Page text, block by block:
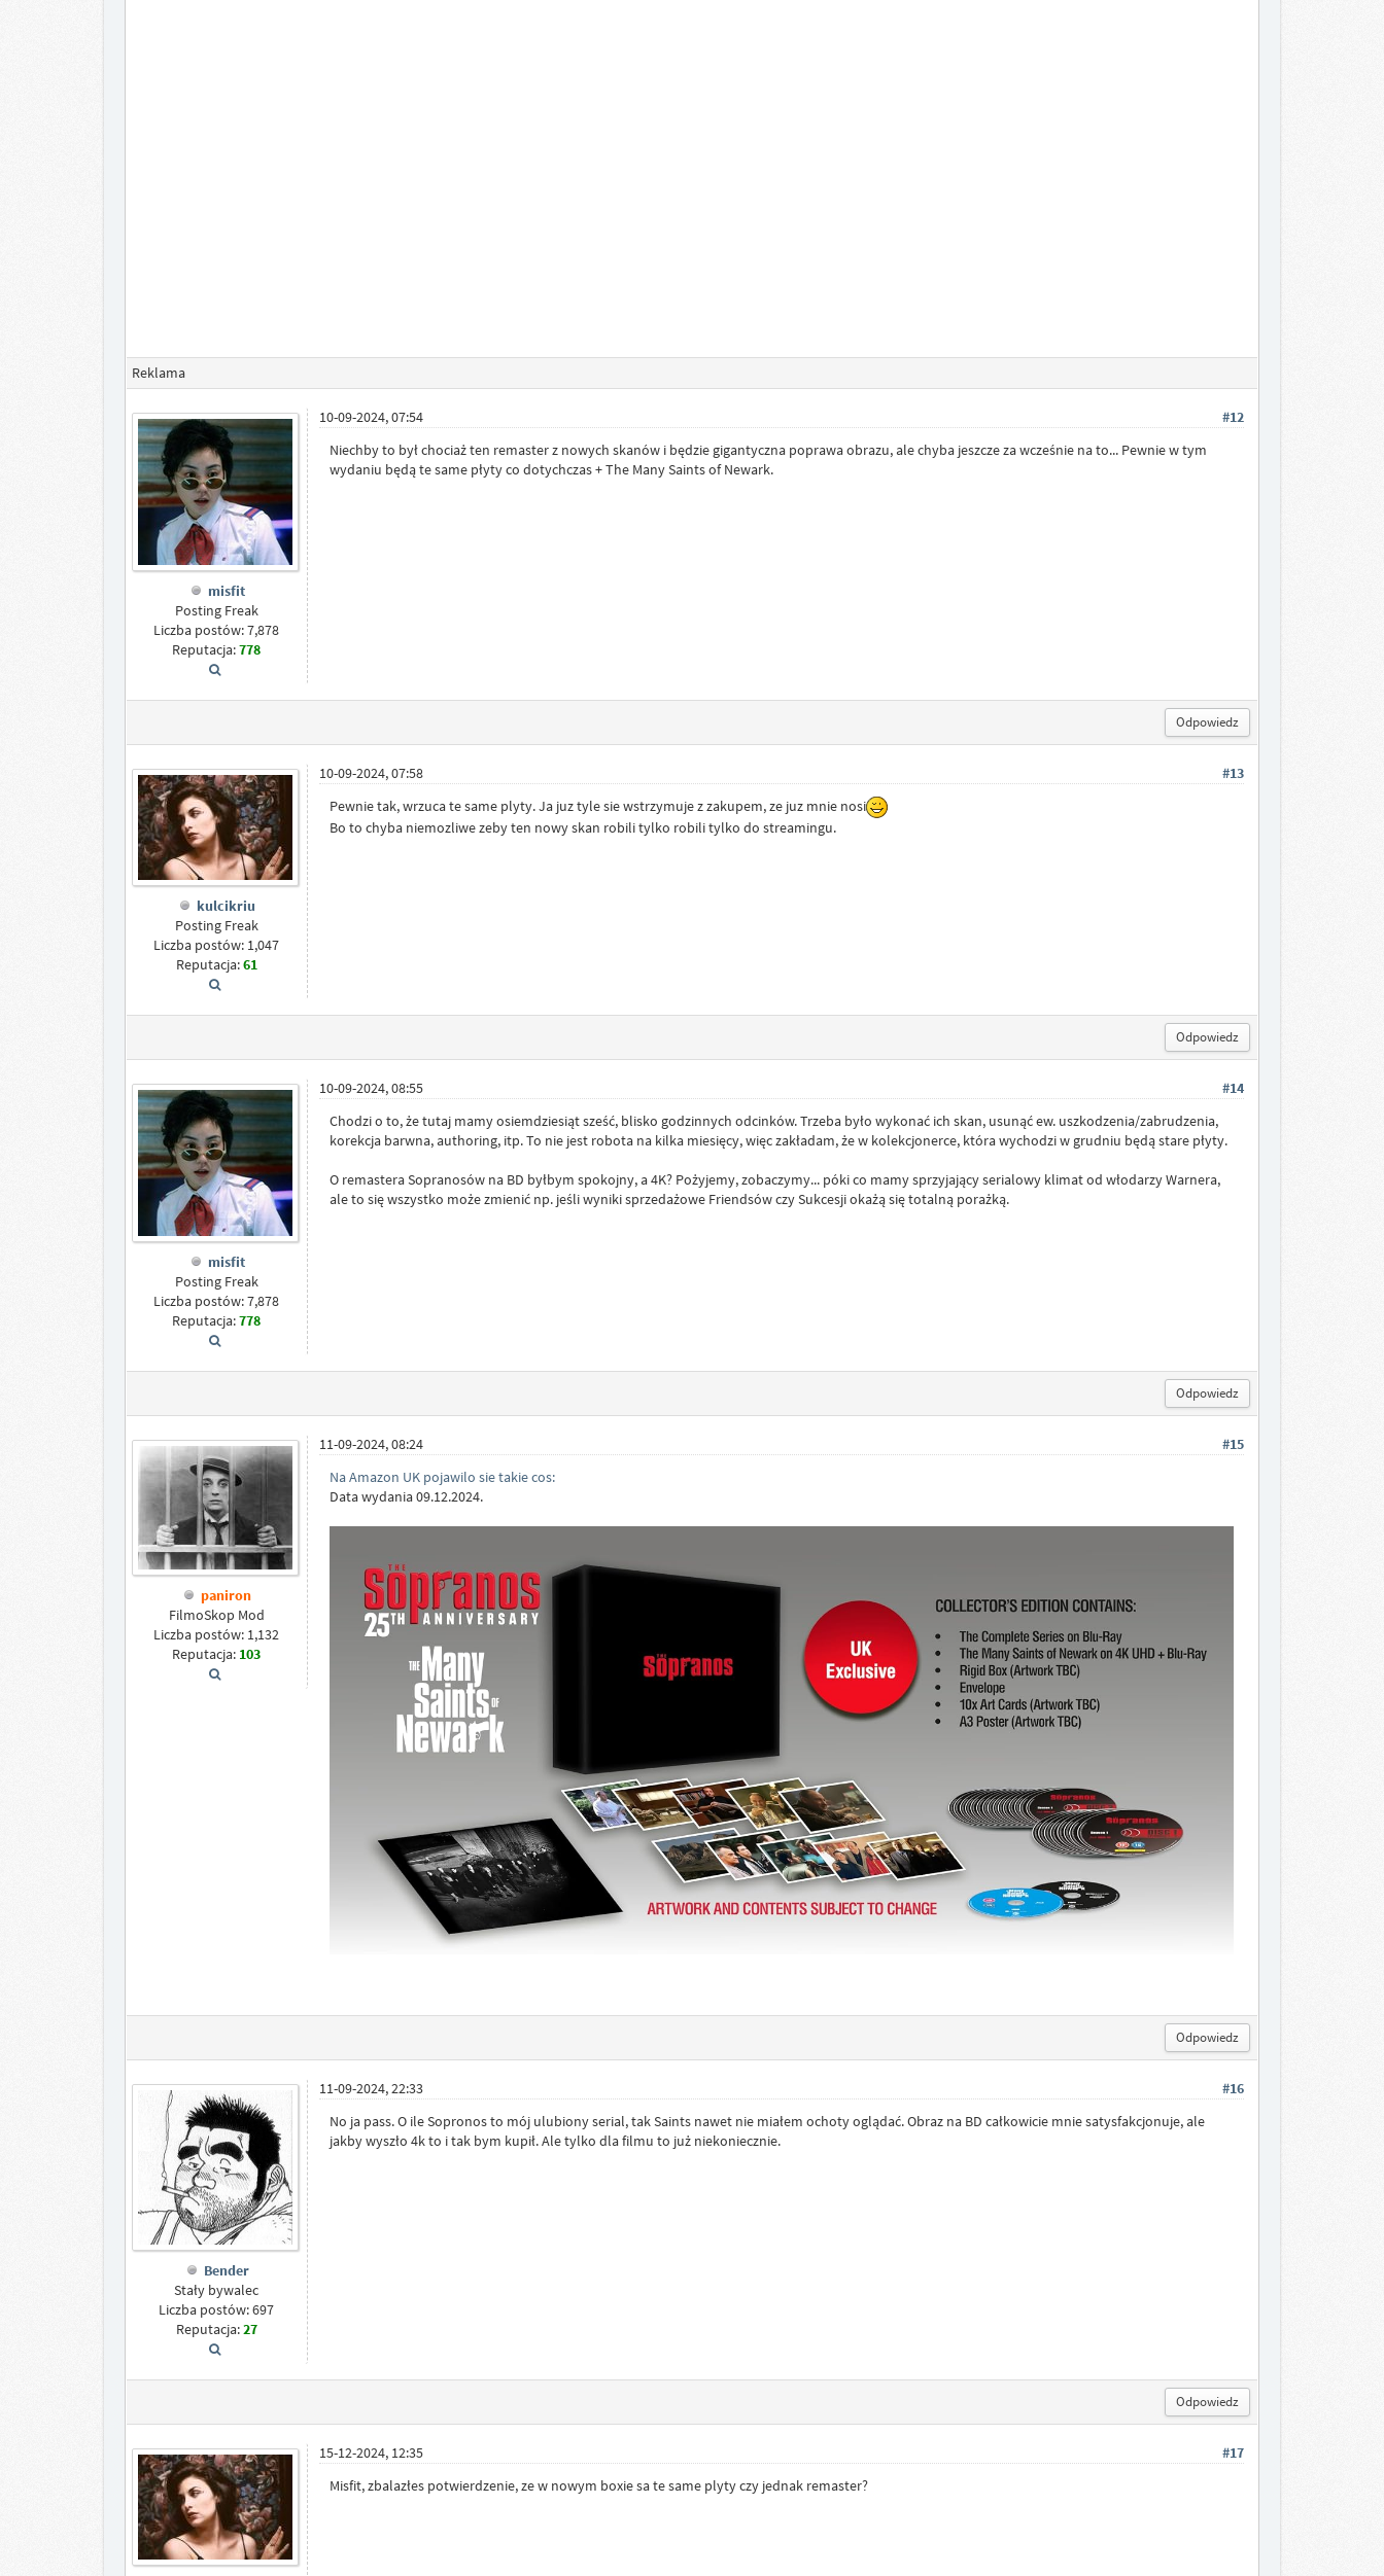
Reklama
misfit
Posting Freak
Liczba postów: 7,878
Reputacja:778
#12
10-09-2024, 07:54
Niechby to był chociaż ten remaster z nowych skanów i będzie gigantyczna poprawa obrazu, ale chyba jeszcze za wcześnie na to... Pewnie w tym
wydaniu będą te same płyty co dotychczas + The Many Saints of Newark.
Odpowiedz
kulcikriu
Posting Freak
Liczba postów: 1,047
Reputacja:61
#13
10-09-2024, 07:58
Pewnie tak, wrzuca te same plyty. Ja juz tyle sie wstrzymuje z zakupem, ze juz mnie nosi
Bo to chyba niemozliwe zeby ten nowy skan robili tylko robili tylko do streamingu.
Odpowiedz
misfit
Posting Freak
Liczba postów: 7,878
Reputacja:778
#14
10-09-2024, 08:55
Chodzi o to, że tutaj mamy osiemdziesiąt sześć, blisko godzinnych odcinków. Trzeba było wykonać ich skan, usunąć ew. uszkodzenia/zabrudzenia,
korekcja barwna, authoring, itp. To nie jest robota na kilka miesięcy, więc zakładam, że w kolekcjonerce, która wychodzi w grudniu będą stare płyty.
O remastera Sopranosów na BD byłbym spokojny, a 4K? Pożyjemy, zobaczymy... póki co mamy sprzyjający serialowy klimat od włodarzy Warnera,
ale to się wszystko może zmienić np. jeśli wyniki sprzedażowe Friendsów czy Sukcesji okażą się totalną porażką.
Odpowiedz
paniron
FilmoSkop Mod
Liczba postów: 1,132
Reputacja: 103
#15
11-09-2024, 08:24
Na Amazon UK pojawilo sie takie cos:
Data wydania 09.12.2024.
Odpowiedz
Bender
Stały bywalec
Liczba postów: 697
Reputacja:27
#16
11-09-2024, 22:33
No ja pass. O ile Sopronos to mój ulubiony serial, tak Saints nawet nie miałem ochoty oglądać. Obraz na BD całkowicie mnie satysfakcjonuje, ale
jakby wyszło 4k to i tak bym kupił. Ale tylko dla filmu to już niekoniecznie.
Odpowiedz
#17
15-12-2024, 12:35
Misfit, zbalazłes potwierdzenie, ze w nowym boxie sa te same plyty czy jednak remaster?